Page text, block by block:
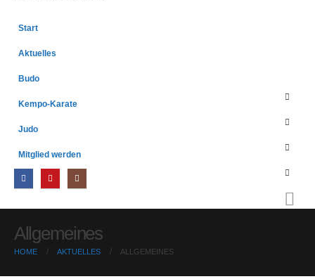
Start
Aktuelles
Budo
Kempo-Karate
Judo
Mitglied werden
Allgemeines
HOME AKTUELLES ALLGEMEINES